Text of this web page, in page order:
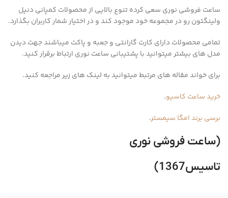
ساعت فروشی نوری سعی کرده تنوع بالایی از محصولات کمپانی دنیل
ولینگتون رو در مجموعه خود موجود کند و در اختیار شمار کاربران بگذارد.
تمامی محصولات دارای کارت گارانتی و جعبه و پاکت میباشند جهت دیدن
مدل های بیشتر میتوانید با پشتیبانی ساعت نوری ارتباط برقرار کنید.
برای خواند مقاله های مرتبط میتوانید به لینک های زیر مراجعه کنید.
خرید ساعت کاسیو.
برسی برند امگا سیمستر.
(ساعت فروشی نوری
تاسیس1367)